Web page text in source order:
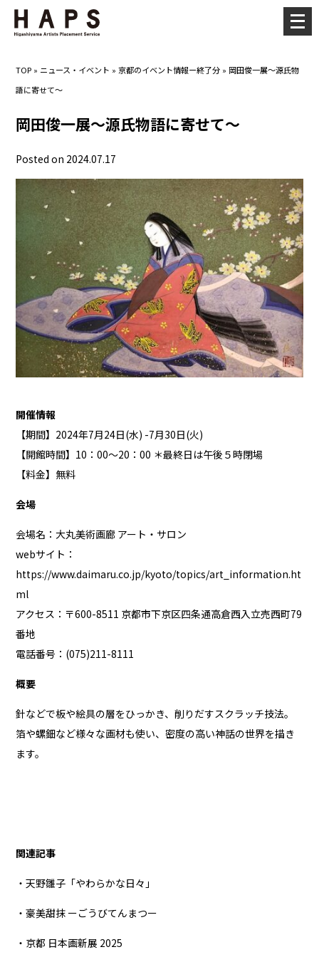
TOP » ニュース・イベント »京都のイベント情報ー終了分 » 岡田俊一展～源氏物
語に寄せて～
岡田俊一展～源氏物語に寄せて～
Posted on 2024.07.17
開催情報
【期間】2024年7月24日(水) -7月30日(火)
【開館時間】10：00～20：00 ＊最終日は午後５時閉場
【料金】無料
会場
会場名：大丸美術画廊 アート・サロン
webサイト：
https://www.daimaru.co.jp/kyoto/topics/art_information.ht
ml
アクセス：〒600-8511 京都市下京区四条通高倉西入立売西町79
番地
電話番号：(075)211-8111
概要
針などで板や絵具の層をひっかき、削りだすスクラッチ技法。
箔や螺鈿など様々な画材も使い、密度の高い神話の世界を描き
ます。
関連記事
・天野雛子「やわらかな日々」
・豪美甜抹 ーごうびてんまつー
・京都 日本画新展 2025
メ
ニ
ー